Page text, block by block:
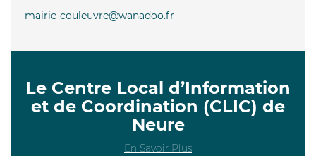
mairie-couleuvre@wanadoo.fr
Le Centre Local d’Information
et de Coordination (CLIC) de
Neure
En Savoir Plus